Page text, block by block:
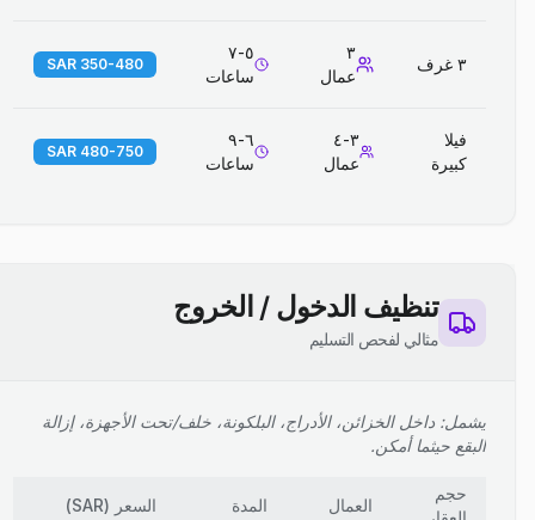
٣ غرف
٣
عمال
٥-٧
ساعات
350-480 SAR
فيلا
كبيرة
٣-٤
عمال
٦-٩
ساعات
480-750 SAR
تنظيف الدخول / الخروج
مثالي لفحص التسليم
يشمل: داخل الخزائن، الأدراج، البلكونة، خلف/تحت الأجهزة، إزالة
البقع حيثما أمكن.
حجم
العمال المدة السعر (
SAR
)